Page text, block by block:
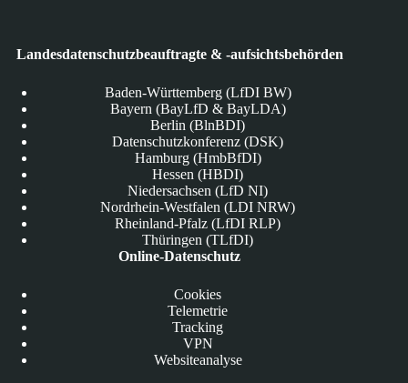
Landesdatenschutzbeauftragte & -aufsichtsbehörden
Baden-Württemberg (LfDI BW)
Bayern (BayLfD & BayLDA)
Berlin (BlnBDI)
Datenschutzkonferenz (DSK)
Hamburg (HmbBfDI)
Hessen (HBDI)
Niedersachsen (LfD NI)
Nordrhein-Westfalen (LDI NRW)
Rheinland-Pfalz (LfDI RLP)
Thüringen (TLfDI)
Online-Datenschutz
Cookies
Telemetrie
Tracking
VPN
Websiteanalyse